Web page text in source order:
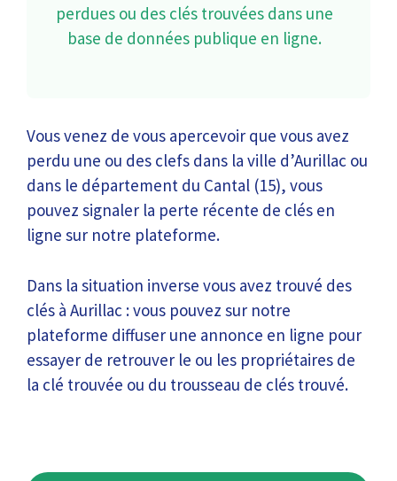
perdues ou des clés trouvées dans une
base de données publique en ligne.
Vous venez de vous apercevoir que vous avez
perdu une ou des clefs dans la ville d’Aurillac ou
dans le département du Cantal (15), vous
pouvez signaler la perte récente de clés en
ligne sur notre plateforme.
Dans la situation inverse vous avez trouvé des
clés à Aurillac : vous pouvez sur notre
plateforme diffuser une annonce en ligne pour
essayer de retrouver le ou les propriétaires de
la clé trouvée ou du trousseau de clés trouvé.